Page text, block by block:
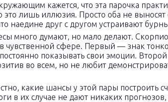
кажется, что эта парочка
это лишь иллюзия. Просто оба не
наедине друг с другом устраивают
много думают, но мало делают.
чувственной сфере. Первый — знак
показывать свои эмоции.
во всем, но не любит
какие шансы у этой пары построить
в их случае не дают никаких